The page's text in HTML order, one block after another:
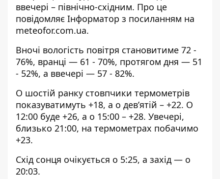
ввечері – північно-східним. Про це
повідомляє Інформатор з посиланням на
meteofor.com.ua.
Вночі вологість повітря становитиме 72 -
76%, вранці — 61 - 70%, протягом дня — 51
- 52%, а ввечері — 57 - 82%.
О шостій ранку стовпчики термометрів
показуватимуть +18, а о дев’ятій – +22. О
12:00 буде +26, а о 15:00 – +28. Увечері,
близько 21:00, на термометрах побачимо
+23.
Схід сонця очікується о 5:25, а захід — о
20:03.